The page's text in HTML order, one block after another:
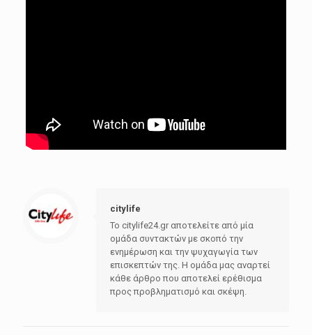
citylife
Το citylife24.gr αποτελείτε από μία
ομάδα συντακτών με σκοπό την
ενημέρωση και την ψυχαγωγία των
επισκεπτών της. Η ομάδα μας αναρτεί
κάθε άρθρο που αποτελεί ερέθισμα
προς προβληματισμό και σκέψη.